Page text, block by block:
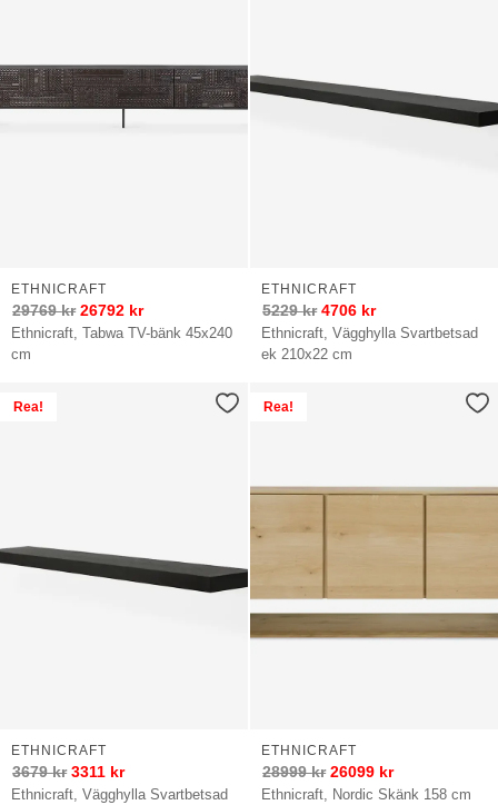
Ethnicraft, Tabwa TV-bänk 45x240
cm
ETHNICRAFT
29769kr 26792 kr
Ethnicraft, Vägghylla Svartbetsad
ek 210x22 cm
ETHNICRAFT
5229kr 4706 kr
Rea!
Ethnicraft, Vägghylla Svartbetsad
ETHNICRAFT
3679kr 3311 kr
Rea!
Ethnicraft, Nordic Skänk 158 cm
ETHNICRAFT
28999kr 26099 kr